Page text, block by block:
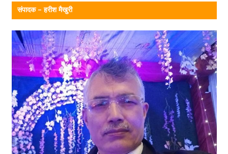
संपादक – हरीश मैखुरी